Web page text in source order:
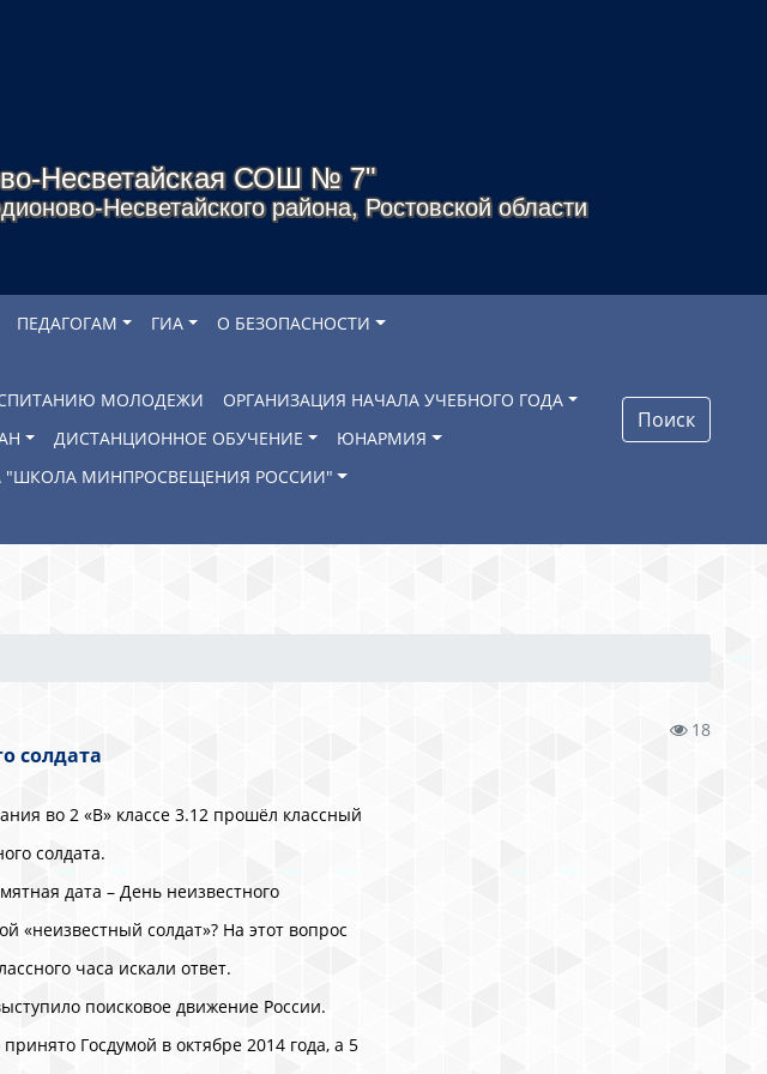
Несветайская СОШ № 7"
Несветайского района, Ростовской области
ПЕДАГОГАМ ГИА
О БЕЗОПАСНОСТИ
МОЛОДЕЖИ
ОРГАНИЗАЦИЯ НАЧАЛА УЧЕБНОГО ГОДА
ДИСТАНЦИОННОЕ ОБУЧЕНИЕ
ЮНАРМИЯ
"ШКОЛА МИНПРОСВЕЩЕНИЯ РОССИИ"
Поиск
18
солдата
во 2 «В» классе 3.12 прошёл классный
солдата.
дата – День неизвестного
«неизвестный солдат»? На этот вопрос
часа искали ответ.
поисковое движение России.
Госдумой в октябре 2014 года, а 5